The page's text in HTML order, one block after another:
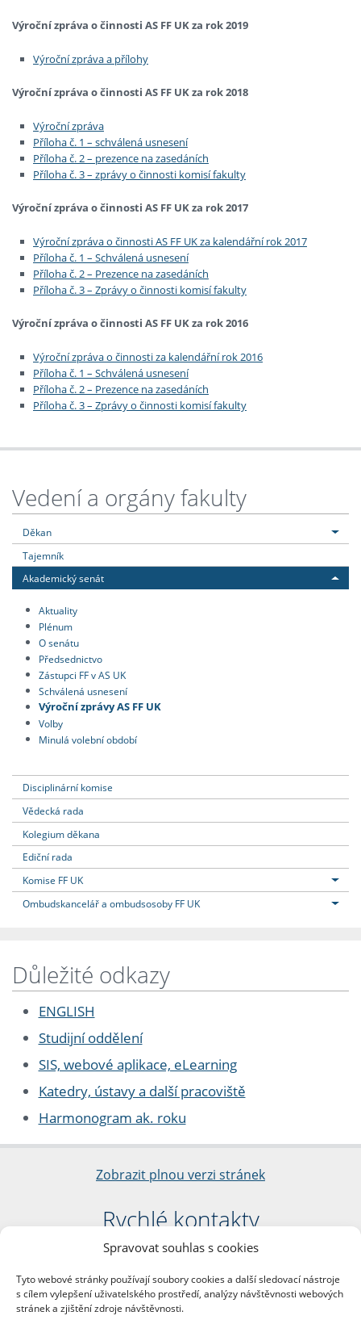
Spravovat souhlas s cookies
Tyto webové stránky používají soubory cookies a další sledovací nástroje
s cílem vylepšení uživatelského prostředí, analýzy návštěvnosti webových
stránek a zjištění zdroje návštěvnosti.
Výroční zpráva o činnosti AS FF UK za rok 2019
Výroční zpráva a přílohy
Výroční zpráva o činnosti AS FF UK za rok 2018
Výroční zpráva
Příloha č. 1 – schválená usnesení
Příloha č. 2 – prezence na zasedáních
Příloha č. 3 – zprávy o činnosti komisí fakulty
Výroční zpráva o činnosti AS FF UK za rok 2017
Výroční zpráva o činnosti AS FF UK za kalendářní rok 2017
Příloha č. 1 – Schválená usnesení
Příloha č. 2 – Prezence na zasedáních
Příloha č. 3 – Zprávy o činnosti komisí fakulty
Výroční zpráva o činnosti AS FF UK za rok 2016
Výroční zpráva o činnosti za kalendářní rok 2016
Příloha č. 1 – Schválená usnesení
Příloha č. 2 – Prezence na zasedáních
Příloha č. 3 – Zprávy o činnosti komisí fakulty
Vedení a orgány fakulty
Děkan
Tajemník
Akademický senát
Aktuality
Plénum
O senátu
Předsednictvo
Zástupci FF v AS UK
Schválená usnesení
Výroční zprávy AS FF UK
Volby
Minulá volební období
Disciplinární komise
Vědecká rada
Kolegium děkana
Ediční rada
Komise FF UK
Ombudskancelář a ombudsosoby FF UK
Důležité odkazy
ENGLISH
Studijní oddělení
SIS, webové aplikace, eLearning
Katedry, ústavy a další pracoviště
Harmonogram ak. roku
Zobrazit plnou verzi stránek
Rychlé kontakty
Filozofická fakulta
nám. Jana Palacha 1/2
116 38 Praha 1